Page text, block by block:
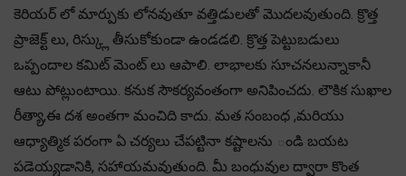
కెరియర్ లో మార్పుకు లోనవుతూ వత్తిడులతో మొదలవుతుంది. క్రొత్త
ప్రాజెక్ట్ లు, రిస్క్లు తీసుకోకుండా ఉండడలి. క్రొత్త పెట్టుబడులు
ఒప్పందాల కమిట్ మెంట్ లు ఆపాలి. లాభాలకు సూచనలున్నాకానీ
ఆటు పోట్లుంటాయి. కనుక సౌకర్యవంతంగా అనిపించదు. లౌకిక సుఖాల
రీత్యా,ఈ దశ అంతగా మంచిది కాదు. మత సంబంధ ,మరియు
ఆధ్యాత్మిక పరంగా ఏ చర్యలు చేపట్టినా కష్టాలను ండి బయట
పడెయ్యడానికి, సహాయమవుతుంది. మీ బంధువుల ద్వారా కొంత